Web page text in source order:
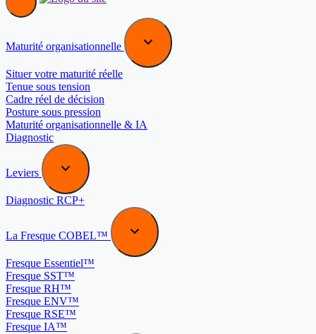
Maturité organisationnelle
Situer votre maturité réelle
Tenue sous tension
Cadre réel de décision
Posture sous pression
Maturité organisationnelle & IA
Diagnostic
Leviers
Diagnostic RCP+
La Fresque COBEL™
Fresque Essentiel™
Fresque SST™
Fresque RH™
Fresque ENV™
Fresque RSE™
Fresque IA™